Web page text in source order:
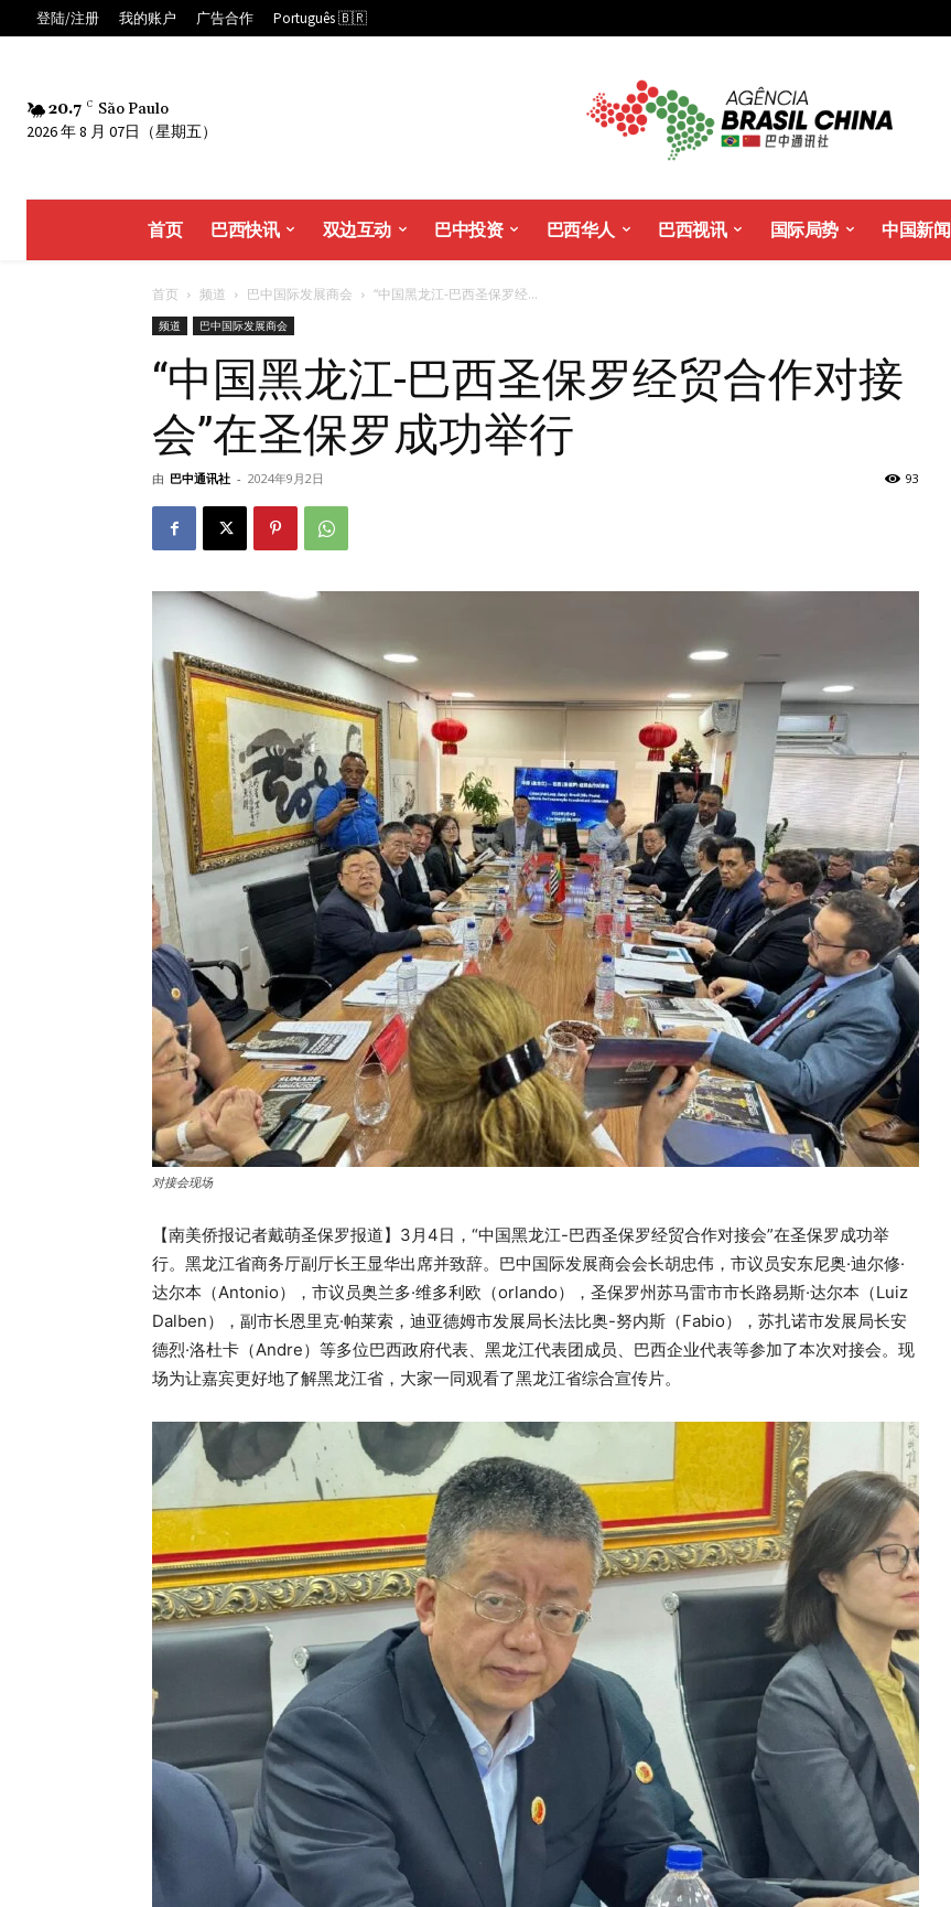
登陆/注册 我的账户 广告合作 Português 🇧🇷
20.7 C São Paulo
2026 年 8 月 07日（星期五）
首页 巴西快讯 双边互动 巴中投资 巴西华人 巴西视讯 国际局势 中国新闻
首页 频道 巴中国际发展商会 “中国黑龙江-巴西圣保罗经...
频道 巴中国际发展商会
“中国黑龙江-巴西圣保罗经贸合作对接
会”在圣保罗成功举行
由 巴中通讯社 - 2024年9月2日 93
对接会现场
【南美侨报记者戴萌圣保罗报道】3月4日，“中国黑龙江-巴西圣保罗经贸合作对接会”在圣保罗成功举
行。黑龙江省商务厅副厅长王显华出席并致辞。巴中国际发展商会会长胡忠伟，市议员安东尼奥·迪尔修·
达尔本（Antonio），市议员奥兰多·维多利欧（orlando），圣保罗州苏马雷市市长路易斯·达尔本（Luiz
Dalben），副市长恩里克·帕莱索，迪亚德姆市发展局长法比奥-努内斯（Fabio），苏扎诺市发展局长安
德烈·洛杜卡（Andre）等多位巴西政府代表、黑龙江代表团成员、巴西企业代表等参加了本次对接会。现
场为让嘉宾更好地了解黑龙江省，大家一同观看了黑龙江省综合宣传片。